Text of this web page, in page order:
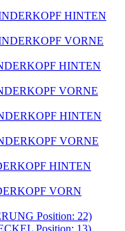
HINTEN
VORNE
HINTEN
VORNE
HINTEN
VORNE
HINTEN
VORN
Position: 22)
Position: 13)